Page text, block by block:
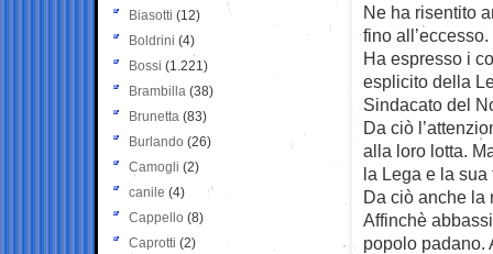
Ne ha risentito
fino
Ha espresso i
esplicito della
Sindacato del
Da ciò
alla loro lotta.
la Lega e la
Da ciò anche la
Affinchè
popolo padano.
Biasotti (12)
Boldrini (4)
Bossi (1.221)
Brambilla (38)
Brunetta (83)
Burlando (26)
Camogli (2)
canile (4)
Cappello (8)
Caprotti (2)